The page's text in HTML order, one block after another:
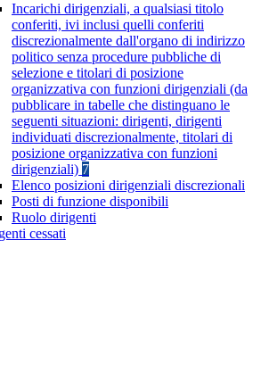
Incarichi dirigenziali, a qualsiasi titolo
conferiti, ivi inclusi quelli conferiti
discrezionalmente dall'organo di indirizzo
politico senza procedure pubbliche di
selezione e titolari di posizione
organizzativa con funzioni dirigenziali (da
pubblicare in tabelle che distinguano le
seguenti situazioni: dirigenti, dirigenti
individuati discrezionalmente, titolari di
posizione organizzativa con funzioni
dirigenziali) 7
Elenco posizioni dirigenziali discrezionali
Posti di funzione disponibili
Ruolo dirigenti
cessati